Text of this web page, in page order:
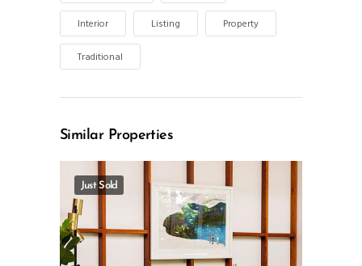
Interior Listing Property
Traditional
Similar Properties
Just Sold